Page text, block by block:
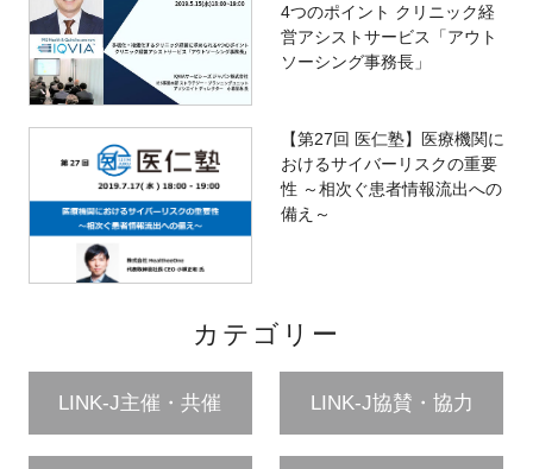
4つのポイント クリニック経
営アシストサービス「アウト
ソーシング事務長」
【第27回 医仁塾】医療機関に
おけるサイバーリスクの重要
性 ～相次ぐ患者情報流出への
備え～
カテゴリー
LINK-J主催・共催 LINK-J協賛・協力